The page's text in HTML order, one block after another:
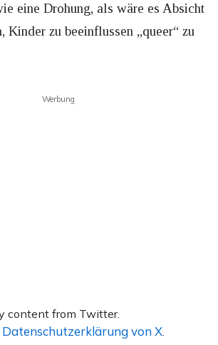
eine Drohung, als wäre es Absicht
Kinder zu beeinflussen „queer“ zu
Werbung
content from Twitter.
Datenschutzerklärung von X